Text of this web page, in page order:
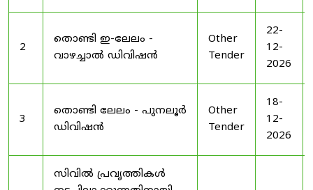
2
തൊണ്ടി ഇ-ലേലം -
വാഴച്ചാൽ ഡിവിഷൻ
Other
Tender
22-
12-
2026
3
തൊണ്ടി ലേലം - പുനലൂർ
ഡിവിഷൻ
Other
Tender
18-
12-
2026
സിവിൽ പ്രവൃത്തികൾ